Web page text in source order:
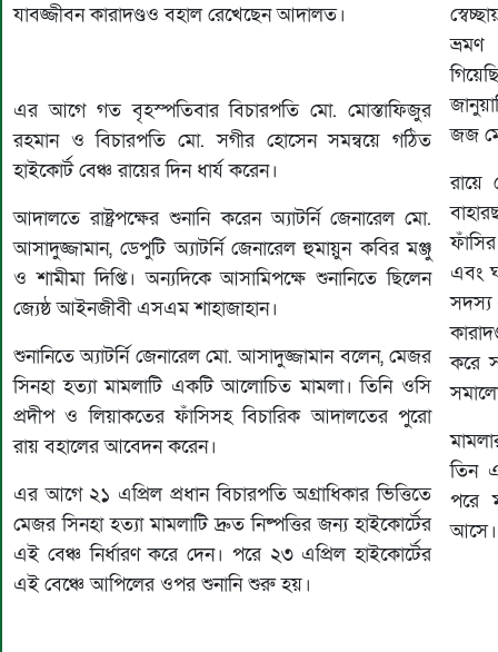
যাবজ্জীবন কারাদণ্ডও বহাল রেখেছেন আদালত।
এর আগে গত বৃহস্পতিবার বিচারপতি মো. মোস্তাফিজুর
রহমান ও বিচারপতি মো. সগীর হোসেন সমন্বয়ে গঠিত
হাইকোর্ট বেঞ্চ রায়ের দিন ধার্য করেন।
আদালতে রাষ্ট্রপক্ষের শুনানি করেন অ্যাটর্নি জেনারেল মো.
আসাদুজ্জামান, ডেপুটি অ্যাটর্নি জেনারেল হুমায়ুন কবির মঞ্জু
ও শামীমা দিপ্তি। অন্যদিকে আসামিপক্ষে শুনানিতে ছিলেন
জ্যেষ্ঠ আইনজীবী এসএম শাহাজাহান।
শুনানিতে অ্যাটর্নি জেনারেল মো. আসাদুজ্জামান বলেন, মেজর
সিনহা হত্যা মামলাটি একটি আলোচিত মামলা। তিনি ওসি
প্রদীপ ও লিয়াকতের ফাঁসিসহ বিচারিক আদালতের পুরো
রায় বহালের আবেদন করেন।
এর আগে ২১ এপ্রিল প্রধান বিচারপতি অগ্রাধিকার ভিত্তিতে
মেজর সিনহা হত্যা মামলাটি দ্রুত নিষ্পত্তির জন্য হাইকোর্টের
এই বেঞ্চ নির্ধারণ করে দেন। পরে ২৩ এপ্রিল হাইকোর্টের
এই বেঞ্চে আপিলের ওপর শুনানি শুরু হয়।
জজ
রায়ে
এবং
সদস্য
করে
তিন
পরে
আসে।